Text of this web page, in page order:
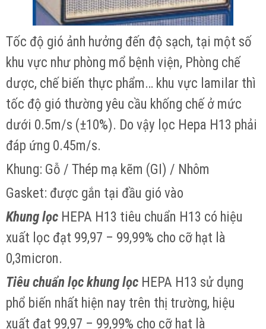
Tốc độ gió ảnh hưởng đến độ sạch, tại một số
khu vực như phòng mổ bệnh viện, Phòng chế
dược, chế biến thực phẩm… khu vực lamilar thì
tốc độ gió thường yêu cầu khống chế ở mức
dưới 0.5m/s (±10%). Do vậy lọc Hepa H13 phải
đáp ứng 0.45m/s.
Khung: Gỗ / Thép mạ kẽm (GI) / Nhôm
Gasket: được gắn tại đầu gió vào
Khung lọc HEPA H13 tiêu chuẩn H13 có hiệu
xuất lọc đạt 99,97 – 99,99% cho cỡ hạt là
0,3micron.
Tiêu chuẩn lọc khung lọc HEPA H13 sử dụng
phổ biến nhất hiện nay trên thị trường, hiệu
xuất đạt 99,97 – 99,99% cho cỡ hạt là